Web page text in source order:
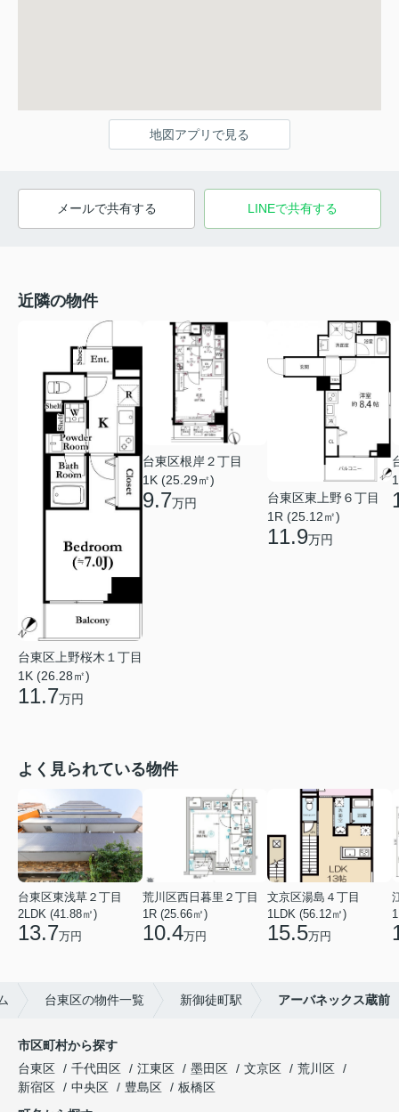
地図アプリで見る
メールで共有する LINEで共有する
近隣の物件
台東区上野桜木１丁目
1K (26.28㎡)
11.7万円
台東区根岸２丁目
1K (25.29㎡)
9.7万円
台東区東上野６丁目
1R (25.12㎡)
11.9万円
よく見られている物件
台東区東浅草２丁目
2LDK (41.88㎡)
13.7万円
荒川区西日暮里２丁目
1R (25.66㎡)
10.4万円
文京区湯島４丁目
1LDK (56.12㎡)
15.5万円
台東区の物件一覧 新御徒町駅 アーバネックス蔵前
市区町村から探す
台東区
千代田区 江東区 墨田区 文京区
荒川区
新宿区
中央区 豊島区
板橋区